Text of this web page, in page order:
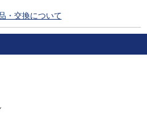
・交換について